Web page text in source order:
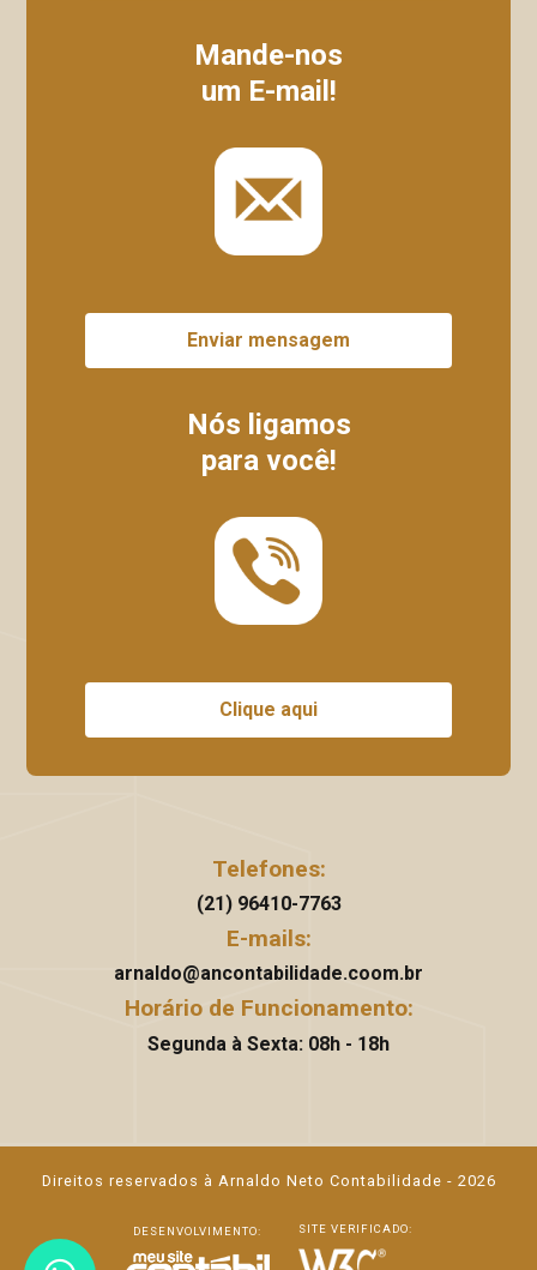
Mande-nos
um E-mail!
Enviar mensagem
Nós ligamos
para você!
Clique aqui
Telefones:
(21) 96410-7763
E-mails:
arnaldo@ancontabilidade.coom.br
Horário de Funcionamento:
Segunda à Sexta: 08h - 18h
Direitos reservados à Arnaldo Neto Contabilidade - 2026
DESENVOLVIMENTO: SITE VERIFICADO: